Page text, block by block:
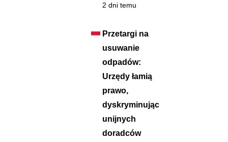
2 dni temu
Przetargi na
usuwanie
odpadów:
Urzędy łamią
prawo,
dyskryminując
unijnych
doradców